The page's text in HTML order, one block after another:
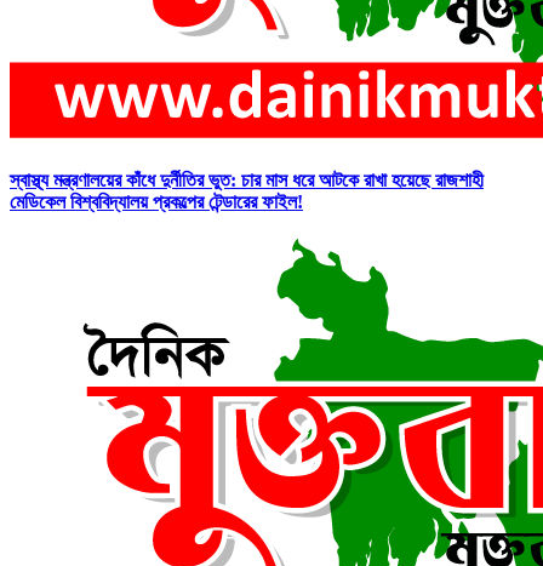
স্বাস্থ্য মন্ত্রণালয়ের কাঁধে দুর্নীতির ভুত: চার মাস ধরে আটকে রাখা হয়েছে রাজশাহী
মেডিকেল বিশ্ববিদ্যালয় প্রকল্পের টেন্ডারের ফাইল!